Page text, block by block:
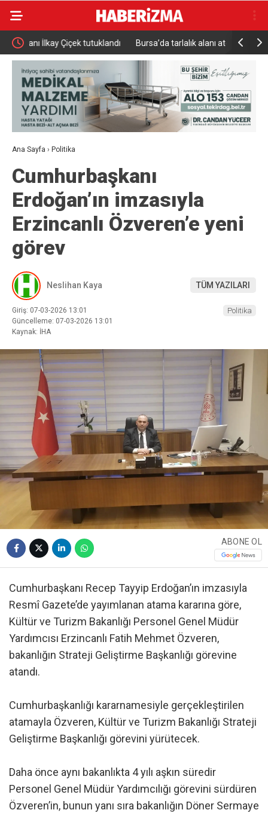
Bursa’da tarlalık alanı ateşe veren şüpheli yakalandı ABD,
yayınladı
Ana Sayfa › Politika
Cumhurbaşkanı
Erdoğan’ın imzasıyla
Erzincanlı Özveren’e yeni
görev
Neslihan Kaya TÜM YAZILARI
Giriş: 07-03-2026 13:01
Güncelleme: 07-03-2026 13:01
Kaynak: İHA
Politika
ABONE OL
Cumhurbaşkanı Recep Tayyip Erdoğan’ın imzasıyla
Resmî Gazete’de yayımlanan atama kararına göre,
Kültür ve Turizm Bakanlığı Personel Genel Müdür
Yardımcısı Erzincanlı Fatih Mehmet Özveren,
bakanlığın Strateji Geliştirme Başkanlığı görevine
atandı.
Cumhurbaşkanlığı kararnamesiyle gerçekleştirilen
atamayla Özveren, Kültür ve Turizm Bakanlığı Strateji
Geliştirme Başkanlığı görevini yürütecek.
Daha önce aynı bakanlıkta 4 yılı aşkın süredir
Personel Genel Müdür Yardımcılığı görevini sürdüren
Özveren’in, bunun yanı sıra bakanlığın Döner Sermaye